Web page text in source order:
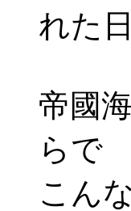
れた
帝國
らで
こん